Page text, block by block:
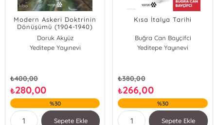
Modern Askeri Doktrinin
Dönüşümü (1904-1940)
Doruk Akyüz
Yeditepe Yayınevi
₺400,00
₺280,00
%30
Sepete Ekle
Kısa İtalya Tarihi
Buğra Can Bayçifci
Yeditepe Yayınevi
₺380,00
₺266,00
%30
Sepete Ekle